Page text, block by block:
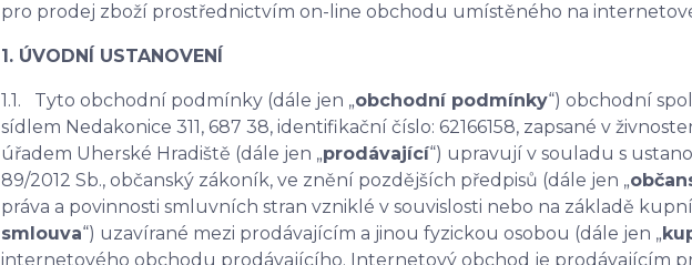
pro prodej zboží prostřednictvím on-line obchodu umístěného na
1. ÚVODNÍ USTANOVENÍ
1.1. Tyto obchodní podmínky (dále jen „obchodní podmínky“) obchodní
sídlem Nedakonice 311, 687 38, identifikační číslo: 62166158, zapsané v
úřadem Uherské Hradiště (dále jen „prodávající“) upravují v souladu s
89/2012 Sb., občanský zákoník, ve znění pozdějších předpisů (dále jen „
práva a povinnosti smluvních stran vzniklé v souvislosti nebo na základě
smlouva“) uzavírané mezi prodávajícím a jinou fyzickou osobou (dále jen „
internetového obchodu prodávajícího. Internetový obchod je prodávajícím